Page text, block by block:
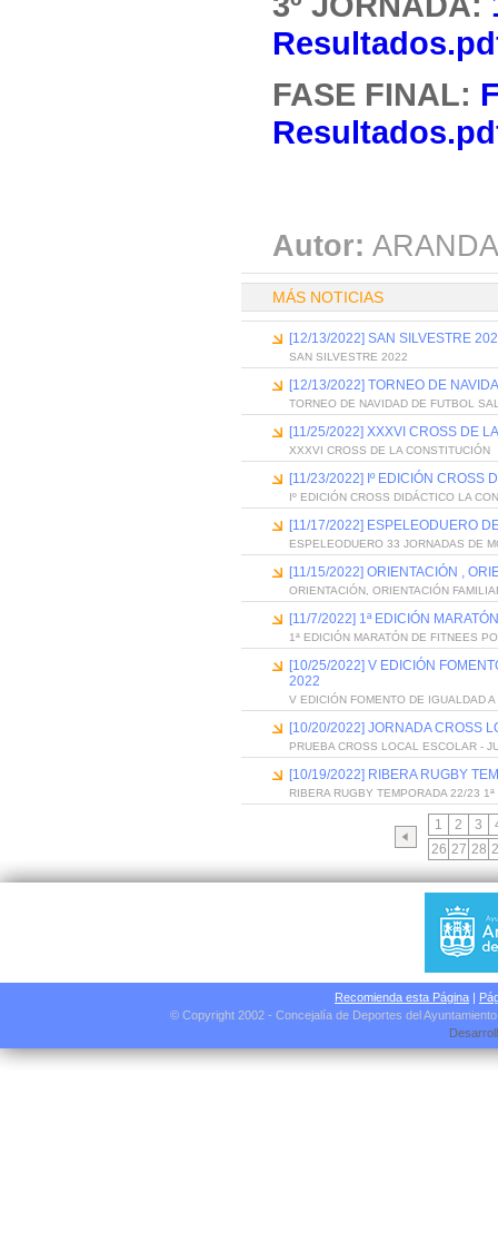
FASE FINAL:
Autor:
MÁS NOTICIAS
[12/13/2022] SAN SILVESTRE
SAN SILVESTRE 2022
[12/13/2022] TORNEO DE
TORNEO DE NAVIDAD DE FUTBOL
[11/25/2022] XXXVI CROSS DE
XXXVI CROSS DE LA CONSTITUCIÓN
[11/23/2022] Iº EDICIÓN CROSS
Iº EDICIÓN CROSS DIDÁCTICO LA
[11/17/2022] ESPELEODUERO
ESPELEODUERO 33 JORNADAS DE
[11/15/2022] ORIENTACIÓN ,
ORIENTACIÓN, ORIENTACIÓN
[11/7/2022] 1ª EDICIÓN
1ª EDICIÓN MARATÓN DE FITNEES
[10/25/2022] V EDICIÓN
2022
V EDICIÓN FOMENTO DE IGUALDAD
[10/20/2022] JORNADA CROSS
PRUEBA CROSS LOCAL ESCOLAR -
[10/19/2022] RIBERA RUGBY
RIBERA RUGBY TEMPORADA 22/23
1 2 3
26 27 28
Recomienda esta Página |
© Copyright 2002 - Concejalía de Deportes del